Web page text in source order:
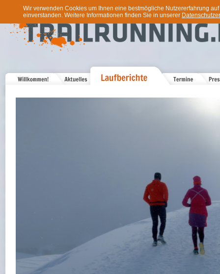
Wir verwenden Cookies um Ihnen eine bestmögliche Nutzererfahrung
einverstanden. Weitere Informationen finden Sie in unserer